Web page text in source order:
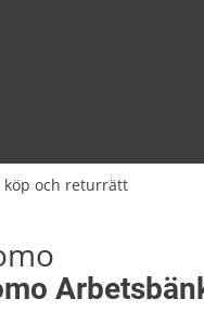
köp och returrätt